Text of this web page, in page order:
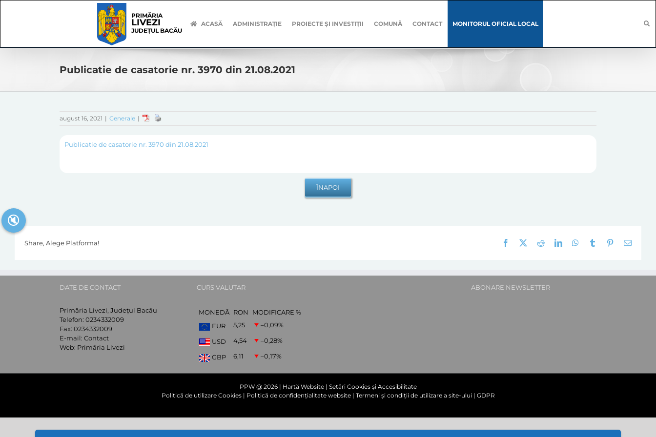
PRIMĂRIA
LIVEZI
JUDEȚUL BACĂU
ACASĂ ADMINISTRAȚIE PROIECTE ȘI INVESTIȚII COMUNĂ CONTACT MONITORUL OFICIAL LOCAL
Publicatie de casatorie nr. 3970 din 21.08.2021
august 16, 2021 | Generale |
Publicatie de casatorie nr. 3970 din 21.08.2021
Share, Alege Platforma! Facebook RedditLinkedInWhatsApp
Tumblr Pinterest
E-
DATE DE CONTACT
Primăria Livezi, Județul Bacău
Telefon: 0234332009
Fax: 0234332009
E-mail: Contact
Web: Primăria Livezi
CURS VALUTAR
MONEDĂ RON
MODIFICARE %
EUR
5,25 –0,09%
USD 4,54 –0,28%
GBP 6,11 –0,17%
ABONARE NEWSLETTER
PPW @ 2026 | Hartă Website| Setări Cookies și Accesibilitate
Politică de utilizare Cookies| Politică de confidențialitate website| Termeni și condiții de utilizare a site-ului| GDPR
🔇